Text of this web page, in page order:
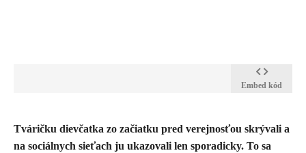
Embed kód
​Tváričku dievčatka zo začiatku pred verejnosťou skrývali a
na sociálnych sieťach ju ukazovali len sporadicky. To sa